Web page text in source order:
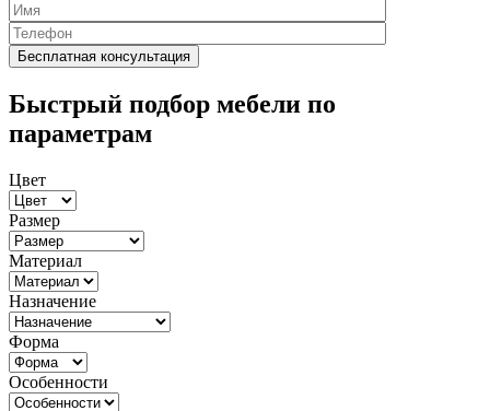
Быстрый подбор мебели по
параметрам
Цвет
Размер
Материал
Назначение
Форма
Особенности